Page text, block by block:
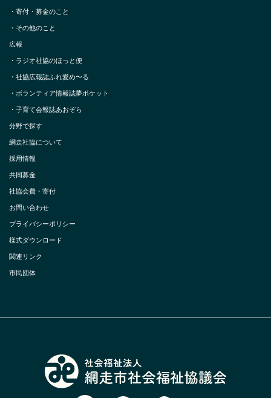
・ 寄付・募金のこと
・ その他のこと
広報
・ ラジオ社協のほっと便
・ 社協広報誌ふれ愛め〜る
・ ボランティア情報誌夢ポケット
・ 子育て会報誌あおぞら
分野で探す
網走社協について
採用情報
共同募金
社協会費・寄付
お問い合わせ
プライバシーポリシー
様式ダウンロード
関連リンク
市民団体